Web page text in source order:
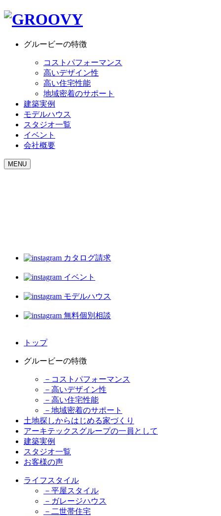
グルービーの特徴
コストパフォーマンス
高いデザイン性
高い住宅性能
地域密着のサポート
建築実例
モデルハウス
スタジオ一覧
イベント
会社概要
MENU
カタログ請求
イベント
モデルハウス
無料個別相談
トップ
グルービーの特徴
－コストパフォーマンス
－高いデザイン性
－高い住宅性能
－地域密着のサポート
土地探しからはじめる家づくり
アーキテックスグループの一員として
建築実例
スタジオ一覧
お客様の声
ライフスタイル
－平屋スタイル
－ガレージハウス
－二世帯住宅